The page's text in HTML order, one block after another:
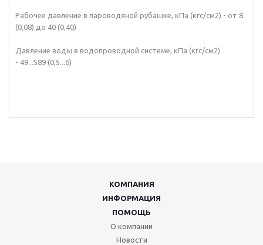
Рабочее давление в пароводяной рубашке, кПа (кгс/см2) - от 8
(0,08) до 40 (0,40)
Давление воды в водопроводной системе, кПа (кгс/см2)
- 49...589 (0,5...6)
КОМПАНИЯ
ИНФОРМАЦИЯ
ПОМОЩЬ
О компании
Новости